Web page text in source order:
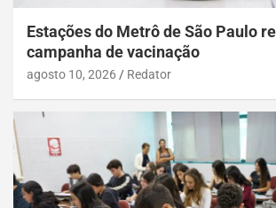
Estações do Metrô de São Paulo
campanha de vacinação
agosto 10, 2026 Redator